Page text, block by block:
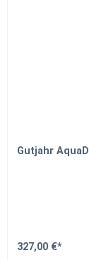
Gutjahr
327,00 €*